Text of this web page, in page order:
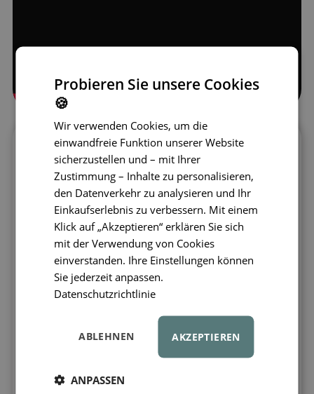
Sichere und robuste Bausteine für die
Kleinsten
Das JollyHeap Pixi Set besteht aus 12
weichen Magnetwürfeln mit einer Größe
von 12 × 12 cm und einem Gewicht von
150 g pro Block. Jeder Würfel ist mit
elastischem Schaumstoff mit hoher Dichte
gefüllt, derauch nach dem
Zusammendrücken seine Form behält
feste Nähte den Zugang zu den Magneten
verhindern. Dank der Zertifikate EN 71-1,
EN 71-2 und EN 71-3 ist das Set für
Probieren Sie unsere Cookies
🍪
Wir verwenden Cookies, um die
einwandfreie Funktion unserer Website
sicherzustellen und – mit Ihrer
Zustimmung – Inhalte zu personalisieren,
den Datenverkehr zu analysieren und Ihr
Einkaufserlebnis zu verbessern. Mit einem
Klick auf „Akzeptieren“ erklären Sie sich
mit der Verwendung von Cookies
einverstanden. Ihre Einstellungen können
Sie jederzeit anpassen.
Datenschutzrichtlinie
AKZEPTIEREN
ABLEHNEN
ANPASSEN